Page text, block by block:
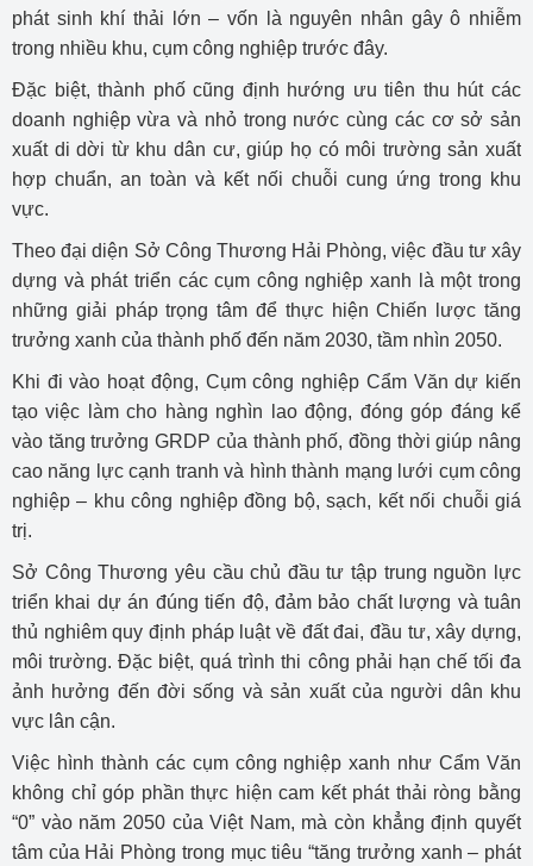
phát sinh khí thải lớn – vốn là nguyên nhân gây ô nhiễm
trong nhiều khu, cụm công nghiệp trước đây.
Đặc biệt, thành phố cũng định hướng ưu tiên thu hút các
doanh nghiệp vừa và nhỏ trong nước cùng các cơ sở sản
xuất di dời từ khu dân cư, giúp họ có môi trường sản xuất
hợp chuẩn, an toàn và kết nối chuỗi cung ứng trong khu
vực.
Theo đại diện Sở Công Thương Hải Phòng, việc đầu tư xây
dựng và phát triển các cụm công nghiệp xanh là một trong
những giải pháp trọng tâm để thực hiện Chiến lược tăng
trưởng xanh của thành phố đến năm 2030, tầm nhìn 2050.
Khi đi vào hoạt động, Cụm công nghiệp Cẩm Văn dự kiến
tạo việc làm cho hàng nghìn lao động, đóng góp đáng kể
vào tăng trưởng GRDP của thành phố, đồng thời giúp nâng
cao năng lực cạnh tranh và hình thành mạng lưới cụm công
nghiệp – khu công nghiệp đồng bộ, sạch, kết nối chuỗi giá
trị.
Sở Công Thương yêu cầu chủ đầu tư tập trung nguồn lực
triển khai dự án đúng tiến độ, đảm bảo chất lượng và tuân
thủ nghiêm quy định pháp luật về đất đai, đầu tư, xây dựng,
môi trường. Đặc biệt, quá trình thi công phải hạn chế tối đa
ảnh hưởng đến đời sống và sản xuất của người dân khu
vực lân cận.
Việc hình thành các cụm công nghiệp xanh như Cẩm Văn
không chỉ góp phần thực hiện cam kết phát thải ròng bằng
“0” vào năm 2050 của Việt Nam, mà còn khẳng định quyết
tâm của Hải Phòng trong mục tiêu “tăng trưởng xanh – phát